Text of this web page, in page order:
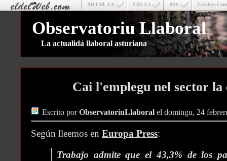
Creative
RSS
CSS 2.1
XHTML 1.0
Observatoriu Llaboral
La actualidá llaboral asturiana
Cai l'emplegu nel sector la
Escrito porObservatoriuLlaboral el domingu, 24
Según lleemos en Europa Press:
Trabajo admite que el 43,3% de los